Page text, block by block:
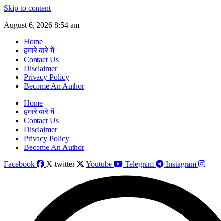
Skip to content
August 6, 2026 8:54 am
Home
हमारे बारे में
Contact Us
Disclaimer
Privacy Policy
Become An Author
Home
हमारे बारे में
Contact Us
Disclaimer
Privacy Policy
Become An Author
Facebook
X-twitter Youtube Telegram Instagram